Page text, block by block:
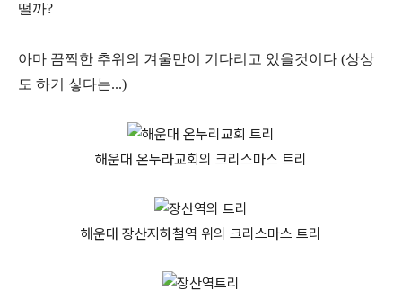
떨까?
아마 끔찍한 추위의 겨울만이 기다리고 있을것이다 (상상
도 하기 싷다는...)
해운대 온누라교회의 크리스마스 트리
해운대 장산지하철역 위의 크리스마스 트리